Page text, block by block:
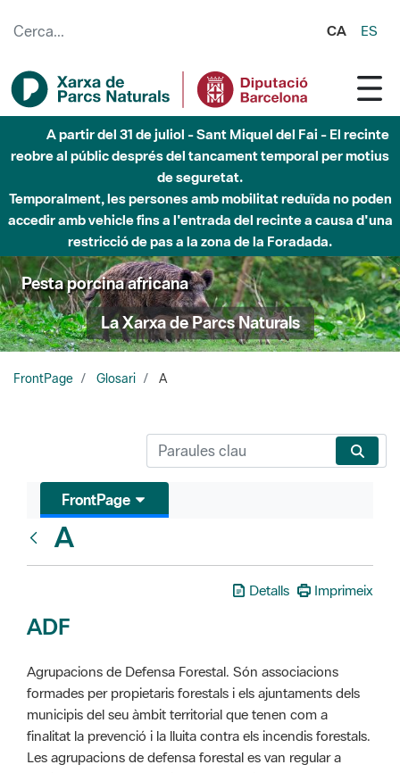
CA ES
A partir del 31 de juliol - Sant Miquel del Fai - El recinte
reobre al públic després del tancament temporal per motius
de seguretat.
Temporalment, les persones amb mobilitat reduïda no poden
accedir amb vehicle fins a l'entrada del recinte a causa d'una
restricció de pas a la zona de la Foradada.
Pesta porcina africana
La Xarxa de Parcs Naturals
FrontPage Glosari A
FrontPage
A
Detalls Imprimeix
ADF
Agrupacions de Defensa Forestal. Són associacions
formades per propietaris forestals i els ajuntaments dels
municipis del seu àmbit territorial que tenen com a
finalitat la prevenció i la lluita contra els incendis forestals.
Les agrupacions de defensa forestal es van regular a